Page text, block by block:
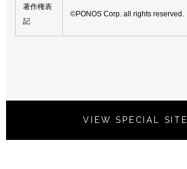
著作権表
記
©PONOS Corp. all rights reserved.
VIEW SPECIAL SITE